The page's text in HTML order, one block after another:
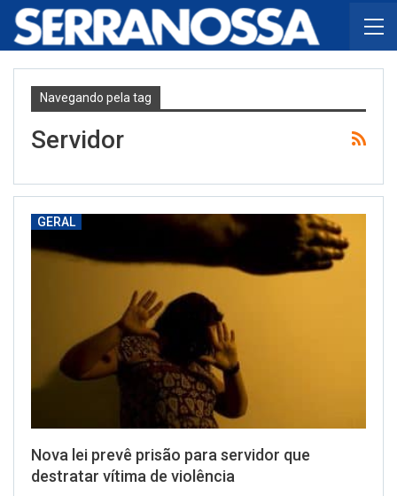
Navegando pela tag
Servidor
GERAL
Nova lei prevê prisão para servidor que
destratar vítima de violência